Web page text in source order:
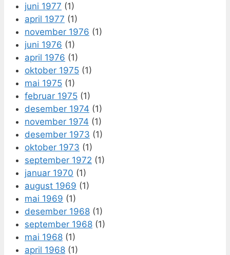
juni 1977 (1)
april 1977 (1)
november 1976 (1)
juni 1976 (1)
april 1976 (1)
oktober 1975 (1)
mai 1975 (1)
februar 1975 (1)
desember 1974 (1)
november 1974 (1)
desember 1973 (1)
oktober 1973 (1)
september 1972 (1)
januar 1970 (1)
august 1969 (1)
mai 1969 (1)
desember 1968 (1)
september 1968 (1)
mai 1968 (1)
april 1968 (1)